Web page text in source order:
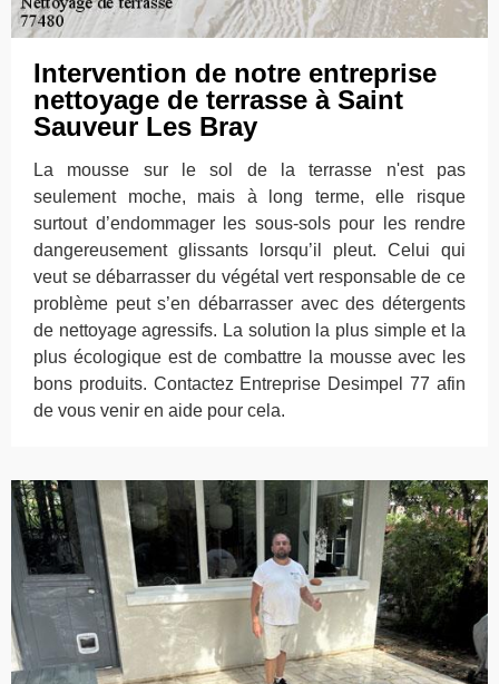
Intervention de notre entreprise
nettoyage de terrasse à Saint
Sauveur Les Bray
La mousse sur le sol de la terrasse n'est pas
seulement moche, mais à long terme, elle risque
surtout d’endommager les sous-sols pour les rendre
dangereusement glissants lorsqu’il pleut. Celui qui
veut se débarrasser du végétal vert responsable de ce
problème peut s’en débarrasser avec des détergents
de nettoyage agressifs. La solution la plus simple et la
plus écologique est de combattre la mousse avec les
bons produits. Contactez Entreprise Desimpel 77 afin
de vous venir en aide pour cela.